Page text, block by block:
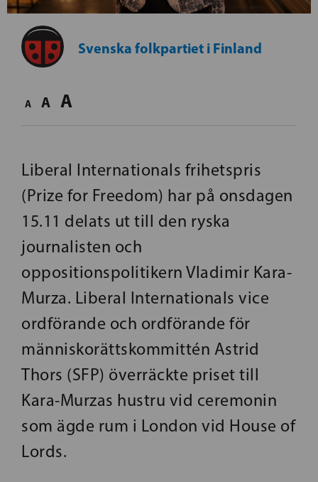
Svenska folkpartiet i Finland
A A A
Liberal Internationals frihetspris
(Prize for Freedom) har på onsdagen
15.11 delats ut till den ryska
journalisten och
oppositionspolitikern Vladimir Kara-
Murza. Liberal Internationals vice
ordförande och ordförande för
människorättskommittén Astrid
Thors (SFP) överräckte priset till
Kara-Murzas hustru vid ceremonin
som ägde rum i London vid House of
Lords.